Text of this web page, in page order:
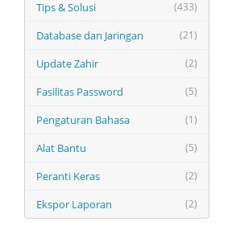
(433)
Tips & Solusi
(21)
Database dan Jaringan
(2)
Update Zahir
(5)
Fasilitas Password
(1)
Pengaturan Bahasa
(5)
Alat Bantu
(2)
Peranti Keras
(2)
Ekspor Laporan